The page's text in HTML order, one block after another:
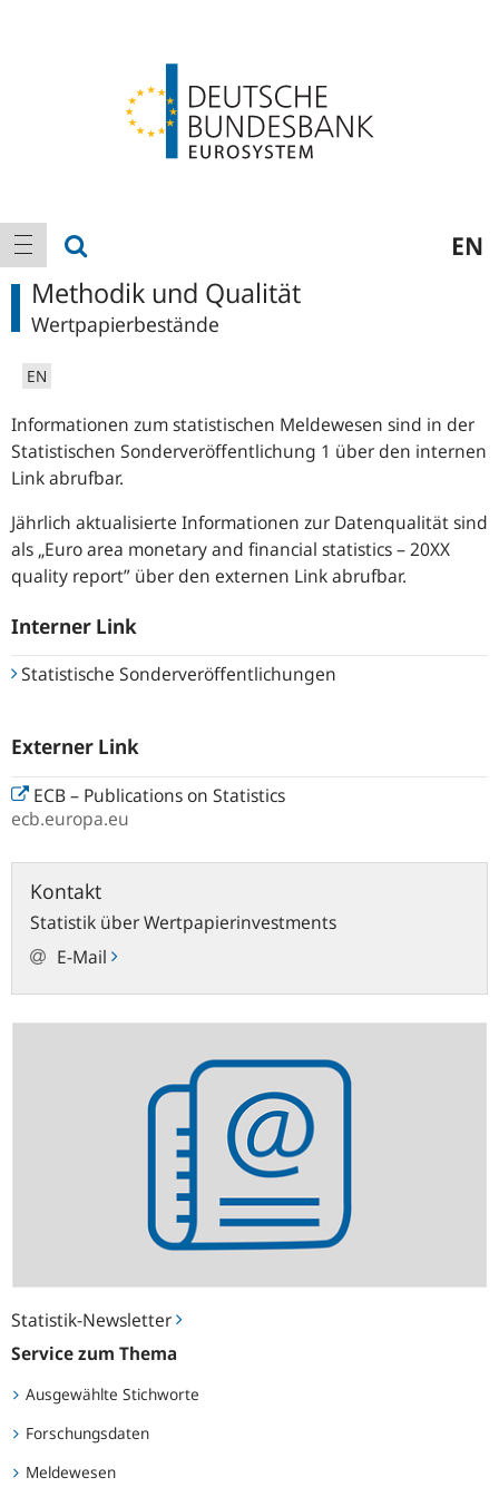
Hauptnavigation
Navigation anzeigen EN
Statistik-Newsletter
Service zum Thema
Ausgewählte Stichworte
Forschungsdaten
Meldewesen
Methodik und Qualität
Wertpapierbestände
EN
Informationen zum statistischen Meldewesen sind in der
Statistischen Sonderveröffentlichung 1 über den internen
Link abrufbar.
Jährlich aktualisierte Informationen zur Datenqualität sind
als „Euro area monetary and financial statistics – 20XX
quality report” über den externen Link abrufbar.
Interner Link
Statistische Sonderveröffentlichungen
Externer Link
ECB – Publications on Statistics
ecb.europa.eu
Kontakt
Statistik über Wertpapierinvestments
E-Mail